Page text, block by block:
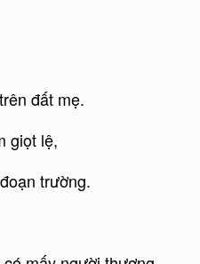
đất mẹ.
giọt lệ,
trường.